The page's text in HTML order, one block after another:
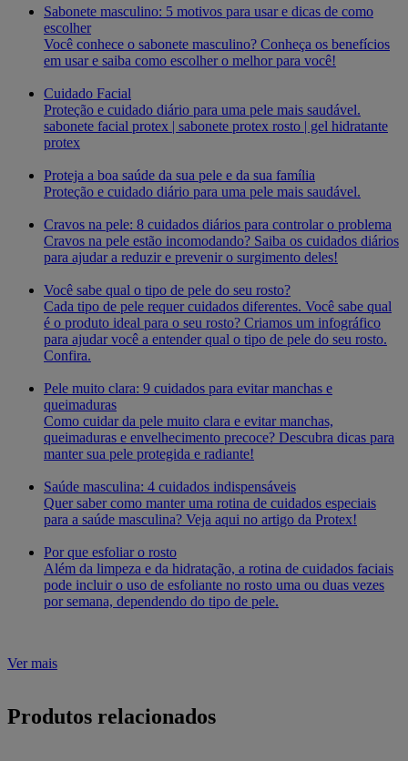
Sabonete masculino: 5 motivos para usar e dicas de como
escolher
Você conhece o sabonete masculino? Conheça os benefícios
em usar e saiba como escolher o melhor para você!
Cuidado Facial
Proteção e cuidado diário para uma pele mais saudável.
sabonete facial protex | sabonete protex rosto | gel hidratante
protex
Proteja a boa saúde da sua pele e da sua família
Proteção e cuidado diário para uma pele mais saudável.
Cravos na pele: 8 cuidados diários para controlar o problema
Cravos na pele estão incomodando? Saiba os cuidados diários
para ajudar a reduzir e prevenir o surgimento deles!
Você sabe qual o tipo de pele do seu rosto?
Cada tipo de pele requer cuidados diferentes. Você sabe qual
é o produto ideal para o seu rosto? Criamos um infográfico
para ajudar você a entender qual o tipo de pele do seu rosto.
Confira.
Pele muito clara: 9 cuidados para evitar manchas e
queimaduras
Como cuidar da pele muito clara e evitar manchas,
queimaduras e envelhecimento precoce? Descubra dicas para
manter sua pele protegida e radiante!
Saúde masculina: 4 cuidados indispensáveis
Quer saber como manter uma rotina de cuidados especiais
para a saúde masculina? Veja aqui no artigo da Protex!
Por que esfoliar o rosto
Além da limpeza e da hidratação, a rotina de cuidados faciais
pode incluir o uso de esfoliante no rosto uma ou duas vezes
por semana, dependendo do tipo de pele.
Ver mais
Produtos relacionados